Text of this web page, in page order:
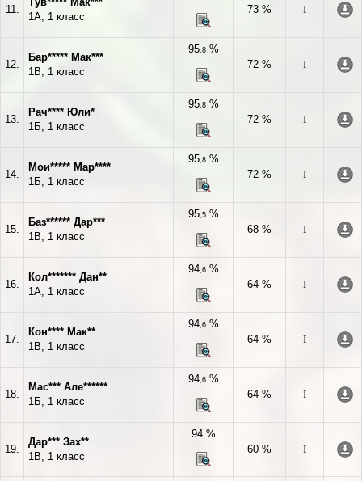
11.
1А, 1 класс
73 % I
12.
Бар***** Мак***
1В, 1 класс
95,8%
72 %
I
13.
Рач**** Юли*
1Б, 1 класс
95,8%
72 %
I
14.
Мои***** Мар****
1Б, 1 класс
95,8%
72 %
I
15.
Баз****** Дар***
1В, 1 класс
95,5%
68 %
I
16.
Кол******* Дан**
1А, 1 класс
94,6%
64 %
I
17.
Кон**** Мак**
1В, 1 класс
94,6%
64 %
I
18.
Мас*** Але******
1Б, 1 класс
94,6%
64 %
I
19.
Дар*** Зах**
1В, 1 класс
94 %
60 %
I